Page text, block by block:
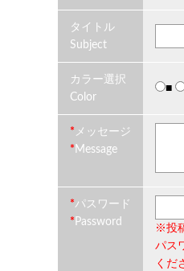
タイトル
Subject
カラー選択
Color
■
* メッセージ
* Message
*パスワード
* Password
※投
パス
くだ